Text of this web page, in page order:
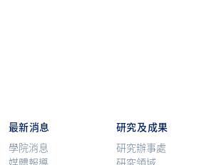
最新消息
學院消息
研究及成果
研究辦事處